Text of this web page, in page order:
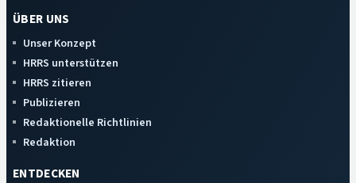
ÜBER UNS
Unser Konzept
HRRS unterstützen
HRRS zitieren
Publizieren
Redaktionelle Richtlinien
Redaktion
ENTDECKEN